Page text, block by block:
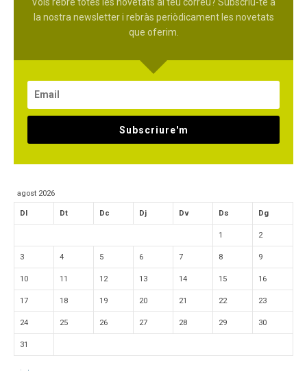
Vols rebre totes les novetats al teu correu? Subscriu-te a
la nostra newsletter i rebràs periòdicament les novetats
que oferim.
Subscriure'm
agost 2026
Dl Dt Dc Dj Dv Ds Dg
1 2
3 4 5 6 7 8 9
10 11 12 13 14 15 16
17 18 19 20 21 22 23
24 25 26 27 28 29 30
31